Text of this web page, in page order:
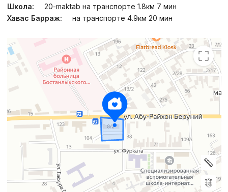
Школа:
20-maktab на транспорте 1.8км 7 мин
Хавас Барраж:
на транспорте 4.9км 20 мин